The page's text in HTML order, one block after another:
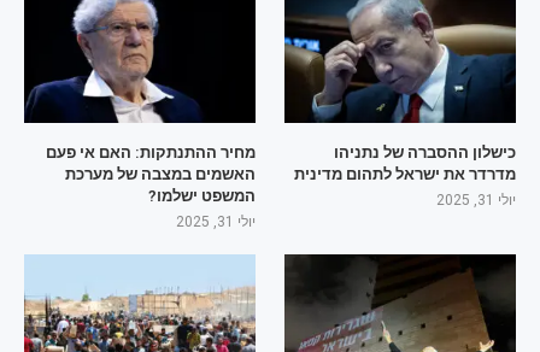
כישלון ההסברה של נתניהו
מדרדר את ישראל לתהום מדינית
יולי 31, 2025
מחיר ההתנתקות: האם אי פעם
האשמים במצבה של מערכת
המשפט ישלמו?
יולי 31, 2025